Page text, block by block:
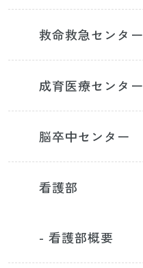
救命救急センター
成育医療センター
脳卒中センター
看護部
- 看護部概要